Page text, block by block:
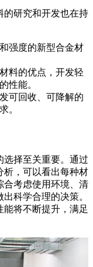
的研究和开发也在持
强度的新型合金材
料的优点，开发轻
性能。
可回收、可降解的
。
选择至关重要。通过
析，可以看出每种材
合考虑使用环境、清
科学合理的决策。
能将不断提升，满足